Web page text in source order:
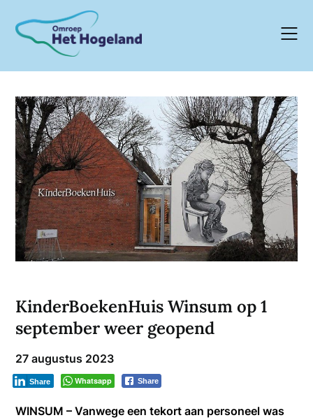
content
KinderBoekenHuis Winsum op 1
september weer geopend
27 augustus 2023
Whatsapp Share
Share
WINSUM – Vanwege een tekort aan personeel was